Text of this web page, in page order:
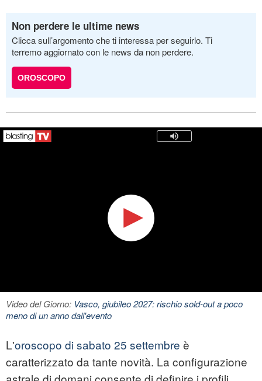
Non perdere le ultime news
Clicca sull’argomento che ti interessa per seguirlo. Ti
terremo aggiornato con le news da non perdere.
OROSCOPO
Video del Giorno: Vasco, giubileo 2027: rischio sold-out a poco
meno di un anno dall'evento
L'oroscopo di sabato 25 settembre è
caratterizzato da tante novità. La configurazione